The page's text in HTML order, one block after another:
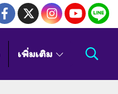
เพิ่มเติม